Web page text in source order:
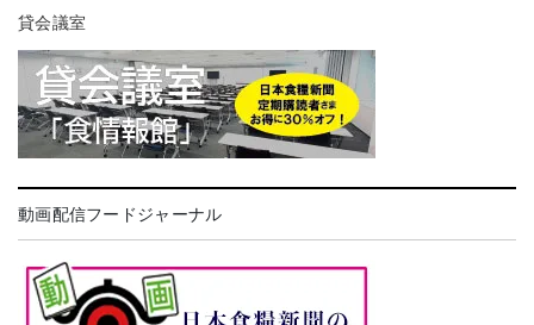
貸会議室
動画配信フードジャーナル